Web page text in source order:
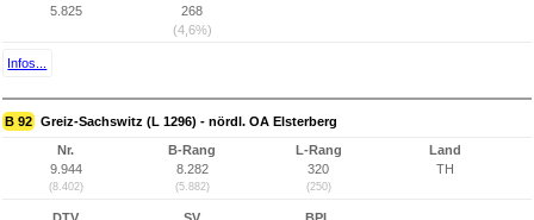
5.825
268
(4,6%)
Infos...
B 92 Greiz-Sachswitz (L 1296) - nördl. OA Elsterberg
Nr.
9.944
(8.402)
B-Rang
8.282
(5.882)
L-Rang
320
(250)
Land
TH